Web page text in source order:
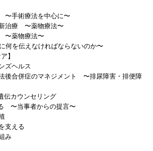
〜手術療法を中心に〜
治療 〜薬物療法〜
〜薬物療法〜
何を伝えなければならないのか〜
】
ズヘルス
後合併症のマネジメント 〜排尿障害・排便障
伝カウンセリング
〜当事者からの提言〜
支える
み